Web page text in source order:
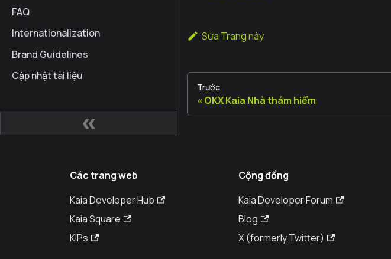
FAQ
Internationalization
Brand Guidelines
Cập nhật tài liệu
Sửa Trang này
Trước
OKX Kaia Nhà thám hiểm
Các trang web
Kaia Developer Hub
Kaia Square
KIPs
Cộng đồng
Kaia Developer Forum
Blog
X (formerly Twitter)